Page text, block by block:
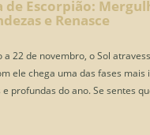
de Escorpião:
e Renasce
a 22 de novembro, o Sol
ele chega uma das fases mais
profundas do ano. Se sentes